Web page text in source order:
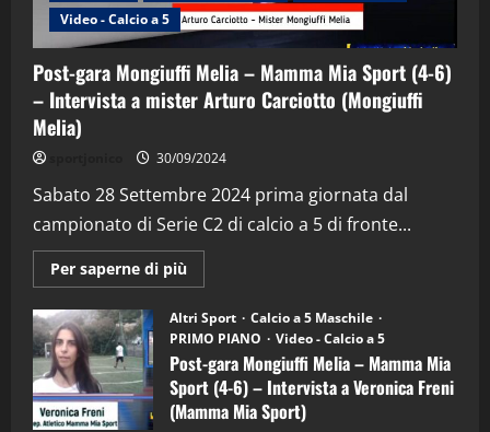
Video - Calcio a 5
Post-gara Mongiuffi Melia – Mamma Mia Sport (4-6)
– Intervista a mister Arturo Carciotto (Mongiuffi
Melia)
30/09/2024
Sabato 28 Settembre 2024 prima giornata dal
campionato di Serie C2 di calcio a 5 di fronte...
Per saperne di più
informazioni
Post-
gara
Mongiuffi
Melia
–
Mamma
Mia
Sport
Altri Sport
Calcio a 5 Maschile
PRIMO PIANO
Video - Calcio a 5
Post-gara Mongiuffi Melia – Mamma Mia
Sport (4-6) – Intervista a Veronica Freni
(Mamma Mia Sport)
2
“SportEmpire” in Podcast: 29^ Puntata
(Martedi 28 Aprile 2026)
28/04/2026
3
"SportEmpire" in Podcast
“SportEmpire” in Podcast: 28^ Puntata
(Martedi 21 Aprile 2026)
21/04/2026